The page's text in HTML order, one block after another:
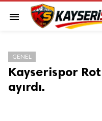
menu
GENEL
Kayserispor
ayırdı.